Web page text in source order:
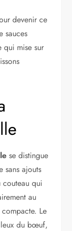
devenir ce
sauces
qui mise sur
se distingue
sans ajouts
qui
au
Le
du bœuf,